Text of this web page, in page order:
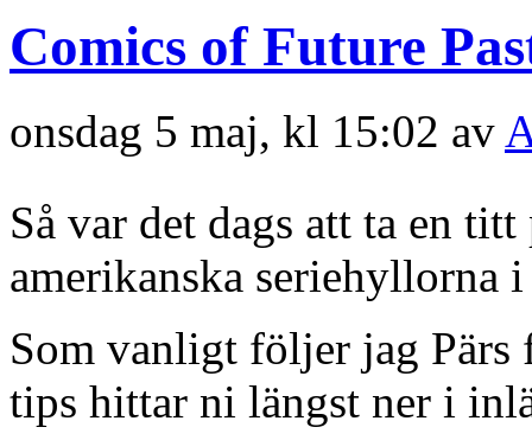
Comics of Future
onsdag 5 maj, kl 15:02 av
Så var det dags att ta en
amerikanska seriehyllorna
Som vanligt följer jag Pärs
tips hittar ni längst ner i